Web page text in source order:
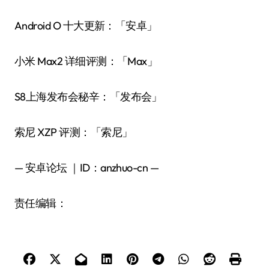
Android O 十大更新：「安卓」
小米 Max2 详细评测：「Max」
S8上海发布会秘辛：「发布会」
索尼 XZP 评测：「索尼」
— 安卓论坛 ｜ID：anzhuo-cn —
责任编辑：